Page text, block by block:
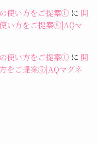
使い方をご提案①に 開
い方をご提案⑧|AQマ
使い方をご提案①に 開
をご提案⑤|AQマグネ